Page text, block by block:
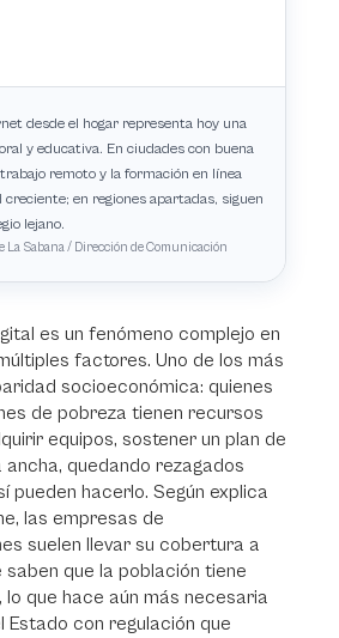
desde el hogar representa hoy una
y educativa. En ciudades con buena
remoto y la formación en línea
creciente; en regiones apartadas, siguen
lejano.
La Sabana / Dirección de Comunicación
es un fenómeno complejo en
factores. Uno de los más
socioeconómica: quienes
de pobreza tienen recursos
equipos, sostener un plan de
quedando rezagados
pueden hacerlo. Según explica
las empresas de
suelen llevar su cobertura a
saben que la población tiene
lo que hace aún más necesaria
Estado con regulación que